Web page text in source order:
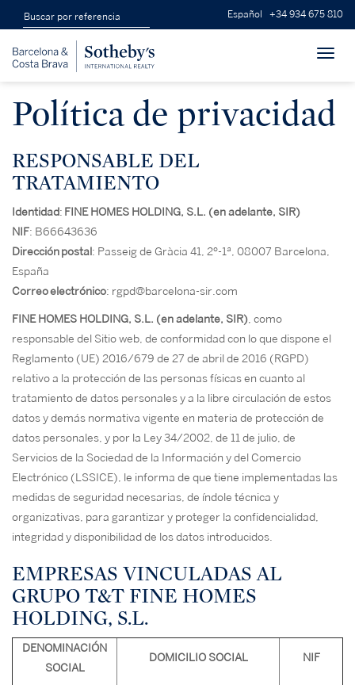
Español +34 934 675 810
Política de privacidad
RESPONSABLE DEL
TRATAMIENTO
Identidad: FINE HOMES HOLDING, S.L. (en adelante, SIR)
NIF: B66643636
Dirección postal : Passeig de Gràcia 41, 2º-1ª, 08007 Barcelona,
España
Correoelectrónico: rgpd@barcelona-sir.com
FINE HOMES HOLDING, S.L. (en adelante, SIR) , como
responsable del Sitio web, de conformidad con lo que dispone el
Reglamento (UE) 2016/679 de 27 de abril de 2016 (RGPD)
relativo a la protección de las personas físicas en cuanto al
tratamiento de datos personales y a la libre circulación de estos
datos y demás normativa vigente en materia de protección de
datos personales, y por la Ley 34/2002, de 11 de julio, de
Servicios de la Sociedad de la Información y del Comercio
Electrónico (LSSICE), le informa de que tiene implementadas las
medidas de seguridad necesarias, de índole técnica y
organizativas, para garantizar y proteger la confidencialidad,
integridad y disponibilidad de los datos introducidos.
EMPRESAS VINCULADAS AL
GRUPO T&T FINE HOMES
HOLDING, S.L.
DENOMINACIÓN
SOCIAL
DOMICILIO SOCIAL NIF